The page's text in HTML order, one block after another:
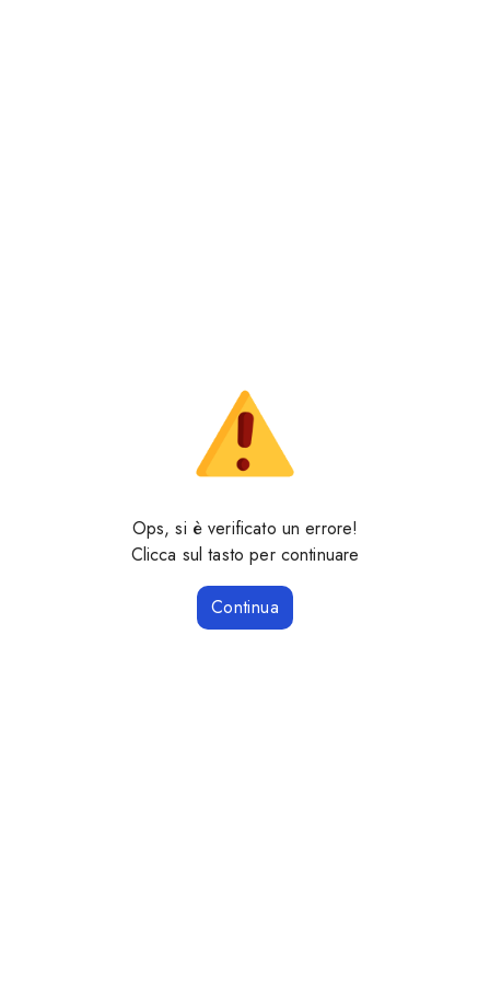
Ops, si è verificato un errore!
Clicca sul tasto per continuare
Continua